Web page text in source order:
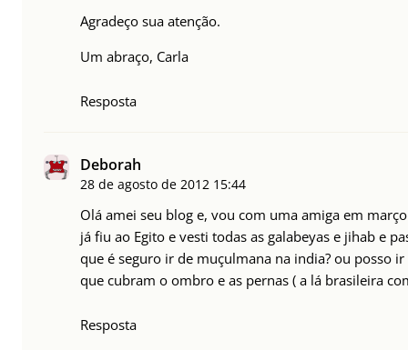
Agradeço sua atenção.
Um abraço, Carla
Resposta
Deborah
28 de agosto de 2012 15:44
Olá amei seu blog e, vou com uma amiga em
já fiu ao Egito e vesti todas as galabeyas e jihab e
que é seguro ir de muçulmana na india? ou posso
que cubram o ombro e as pernas ( a lá brasileira
Resposta